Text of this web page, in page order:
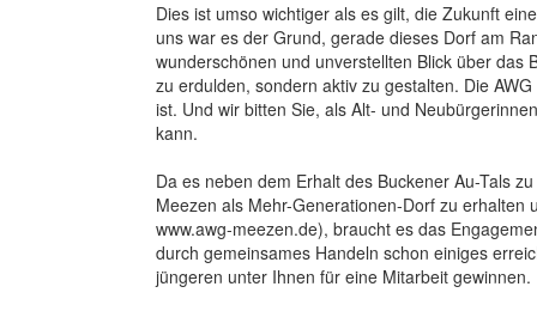
Dies ist umso wichtiger als es gilt, die Zukunft
uns war es der Grund, gerade dieses Dorf am
wunderschönen und unverstellten Blick über das
zu erdulden, sondern aktiv zu gestalten. Die
ist. Und wir bitten Sie, als Alt- und
kann.
Da es neben dem Erhalt des Buckener Au-Tals
Meezen als Mehr-Generationen-Dorf zu
www.awg-meezen.de), braucht es das
durch gemeinsames Handeln schon einiges
jüngeren unter Ihnen für eine Mitarbeit gewinnen.